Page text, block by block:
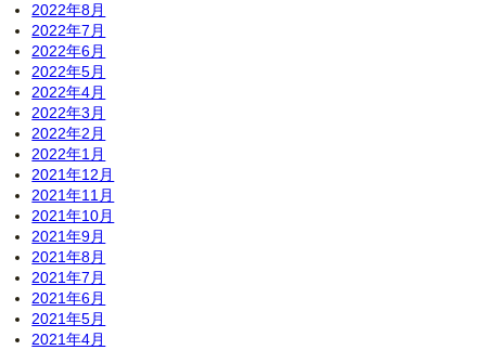
2022年8月
2022年7月
2022年6月
2022年5月
2022年4月
2022年3月
2022年2月
2022年1月
2021年12月
2021年11月
2021年10月
2021年9月
2021年8月
2021年7月
2021年6月
2021年5月
2021年4月